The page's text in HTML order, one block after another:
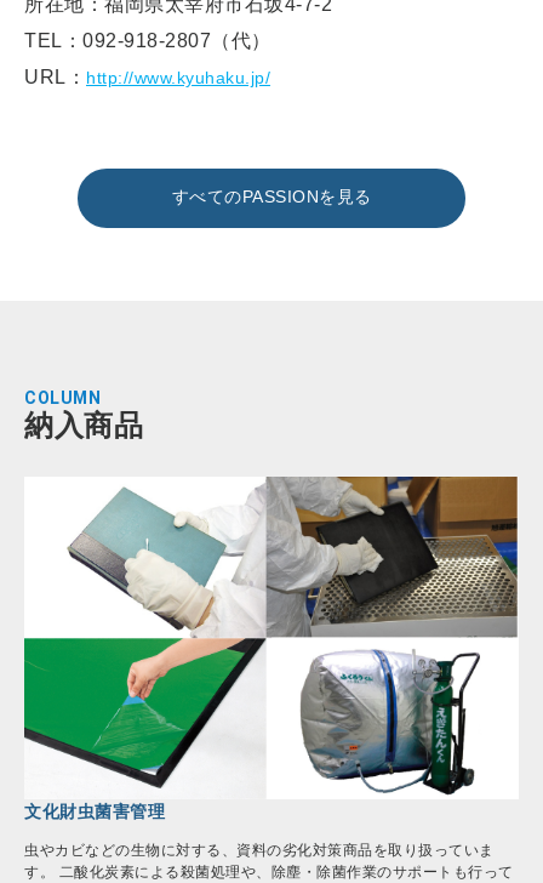
所在地：福岡県太宰府市石坂4-7-2
TEL：092-918-2807（代）
URL： http://www.kyuhaku.jp/
すべてのPASSIONを見る
COLUMN
納入商品
文化財虫菌害管理
虫やカビなどの生物に対する、資料の劣化対策商品を取り扱っていま
す。 二酸化炭素による殺菌処理や、除塵・除菌作業のサポートも行って